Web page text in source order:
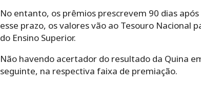
No entanto, os prêmios prescrevem 90 dias
esse prazo, os valores vão ao Tesouro Nacional
do Ensino Superior.
Não havendo acertador do resultado da Quina
seguinte, na respectiva faixa de premiação.